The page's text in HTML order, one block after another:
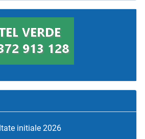
initiale 2026